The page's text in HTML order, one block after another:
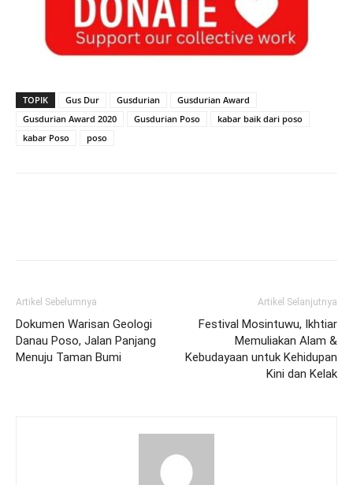
TOPIK Gus Dur Gusdurian
Gusdurian Award
Gusdurian Award 2020
Gusdurian Poso
kabar baik dari poso
kabar Poso
poso
Artikel Sebelumnya
Dokumen Warisan Geologi
Danau Poso, Jalan Panjang
Menuju Taman Bumi
Artikel Selanjutnya
Festival Mosintuwu, Ikhtiar
Memuliakan Alam &
Kebudayaan untuk Kehidupan
Kini dan Kelak